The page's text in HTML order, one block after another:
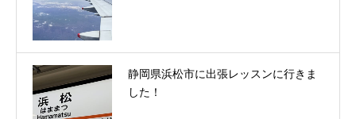
静岡県浜松市に出張レッスンに行きま
した！